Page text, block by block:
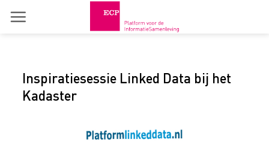
Inspiratiesessie Linked Data bij het
Kadaster